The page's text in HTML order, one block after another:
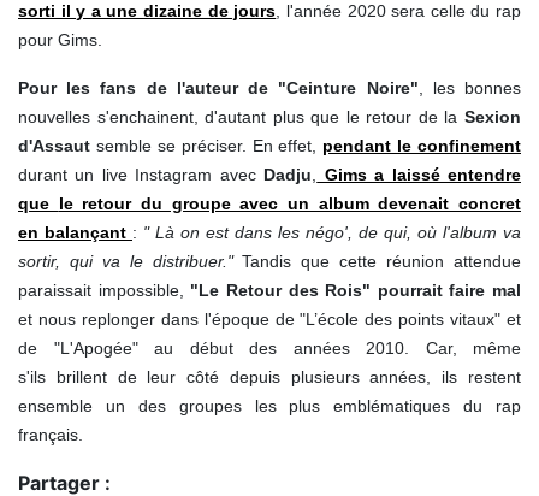
sorti il y a une dizaine de jours , l'année 2020 sera celle du rap
pour Gims.
Pour les fans de l'auteur de "Ceinture Noire" , les bonnes
nouvelles s'enchainent, d'autant plus que le retour de la Sexion
d'Assaut semble se préciser. En effet, pendant le confinement
durant un live Instagram avecDadju
Gims a laissé entendre
que le retour du groupe avec un album devenait concret
en balançant : " Là on est dans les négo', de qui, où l'album va
sortir, qui va le distribuer."Tandis que cette réunion attendue
paraissait impossible, "Le Retour des Rois" pourrait faire mal
et nous replonger dans l'époque de "L’école des points vitaux" et
de "L'Apogée" au début des années 2010. Car, même
s'ils brillent de leur côté depuis plusieurs années, ils restent
ensemble un des groupes les plus emblématiques du rap
français.
Partager :